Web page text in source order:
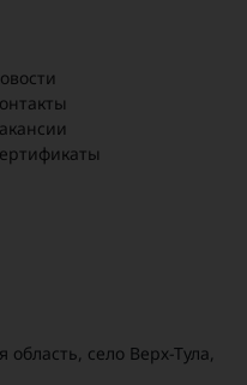
область, село Верх-Тула,